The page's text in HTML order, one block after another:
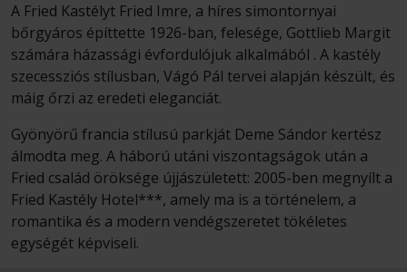
A Fried Kastélyt Fried Imre, a híres simontornyai
bőrgyáros építtette 1926-ban, felesége, Gottlieb Margit
számára házassági évfordulójuk alkalmából . A kastély
szecessziós stílusban, Vágó Pál tervei alapján készült, és
máig őrzi az eredeti eleganciát.
Gyönyörű francia stílusú parkját Deme Sándor kertész
álmodta meg. A háború utáni viszontagságok után a
Fried család öröksége újjászületett: 2005-ben megnyílt a
Fried Kastély Hotel***, amely ma is a történelem, a
romantika és a modern vendégszeretet tökéletes
egységét képviseli.